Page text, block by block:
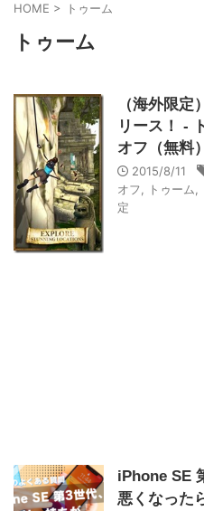
HOME > トゥーム
トゥーム
（海外限
リース！ -
オフ（無料）
2015/8/11
オフ
トゥーム
定
iPhone SE
悪くなった